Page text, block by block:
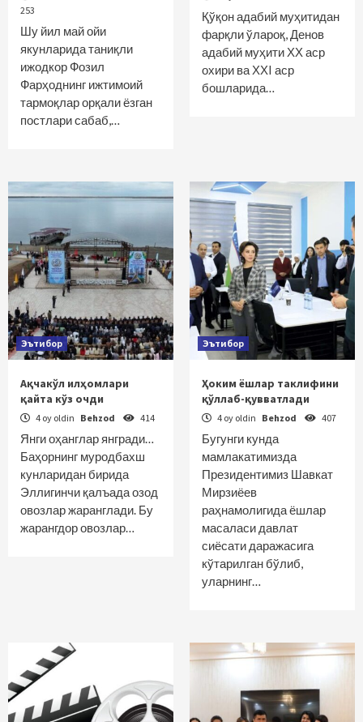
253
Шу йил май ойи
якунларида таниқли
ижодкор Фозил
Фарҳоднинг ижтимоий
тармоқлар орқали ёзган
постлари сабаб,…
Қўқон адабий муҳитидан
фарқли ўлароқ, Денов
адабий муҳити ХХ аср
охири ва ХХI аср
бошларида…
Эътибор
Ақчакўл илҳомлари
қайта кўз очди
4 oy oldin Behzod 414
Янги оҳанглар янгради…
Баҳорнинг муродбахш
кунларидан бирида
Эллигинчи қалъада озод
овозлар жаранглади. Бу
жарангдор овозлар…
Эътибор
Ҳоким ёшлар таклифини
қўллаб-қувватлади
4 oy oldin Behzod 407
Бугунги кунда
мамлакатимизда
Президентимиз Шавкат
Мирзиёев
раҳнамолигида ёшлар
масаласи давлат
сиёсати даражасига
кўтарилган бўлиб,
уларнинг…